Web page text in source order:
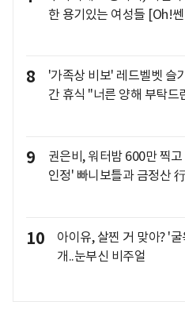
한 용기있는 여성들 [Oh!
8
'가족상 비보' 레드벨벳 슬
간 휴식 "너른 양해 부탁드
9
권은비, 워터밤 600만 찍
인정' 빠니보틀과 금정산 行
10
아이유, 살찐 거 맞아? '
개..눈부신 비주얼